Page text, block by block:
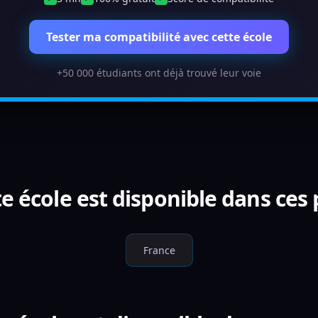
Tester ma compatibilité avec cette école
+50 000 étudiants ont déjà trouvé leur voie
école est disponible dans ces
France